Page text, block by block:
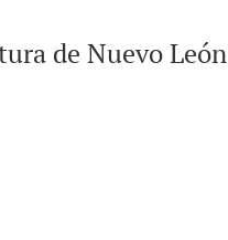
de Nuevo León